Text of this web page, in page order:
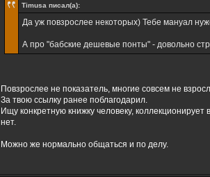
Timusa писал(а):
Да уж повзрослее некоторых) Тебе мануал
А про "бабские дешевые понты" - довольно
Повзрослее не показатель, многие совсем не
За твою ссылку ранее поблагодарил.
Ищу конкретную книжку человеку,
нет.
Можно же нормально общаться и по делу.